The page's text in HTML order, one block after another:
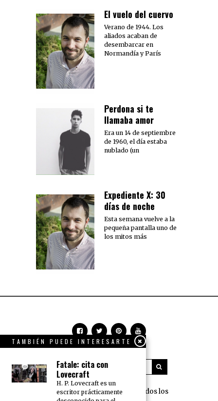
El vuelo del cuervo
Verano de 1944. Los
aliados acaban de
desembarcar en
Normandía y París
Perdona si te
llamaba amor
Era un 14 de septiembre
de 1960, el día estaba
nublado (un
Expediente X: 30
días de noche
Esta semana vuelve a la
pequeña pantalla uno de
los mitos más
360 Grados Press © 2018 Todos los
TAMBIÉN PUEDE INTERESARTE
Fatale: cita con
Lovecraft
H. P. Lovecraft es un
escritor prácticamente